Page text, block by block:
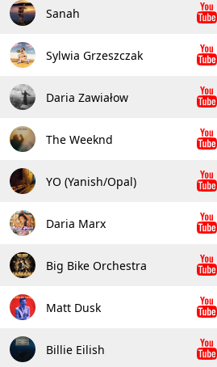
Sanah
Sylwia Grzeszczak
Daria Zawiałow
The Weeknd
YO (Yanish/Opal)
Daria Marx
Big Bike Orchestra
Matt Dusk
Billie Eilish